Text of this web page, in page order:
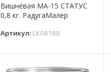
Вишнёвая МА-15 СТАТУС
0,8 кг. РадугаМалер
Артикул: LK08188